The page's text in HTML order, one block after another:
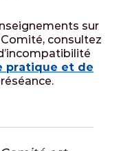
sur
consultez
pratique et de